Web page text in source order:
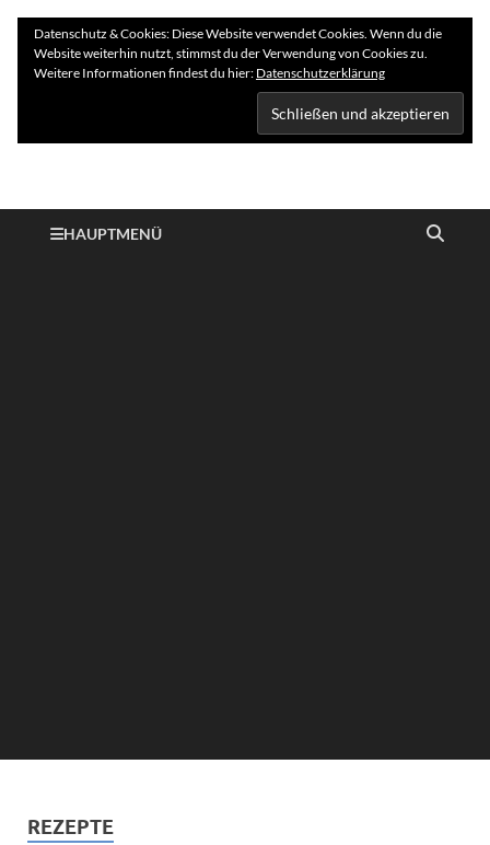
Hundelogie
HAUPTMENÜ
REZEPTE
Datenschutz & Cookies: Diese Website verwendet Cookies. Wenn du die
Website weiterhin nutzt, stimmst du der Verwendung von Cookies zu.
Weitere Informationen findest du hier: Datenschutzerklärung